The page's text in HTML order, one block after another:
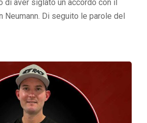
di aver siglato un accordo con il
Neumann. Di seguito le parole del